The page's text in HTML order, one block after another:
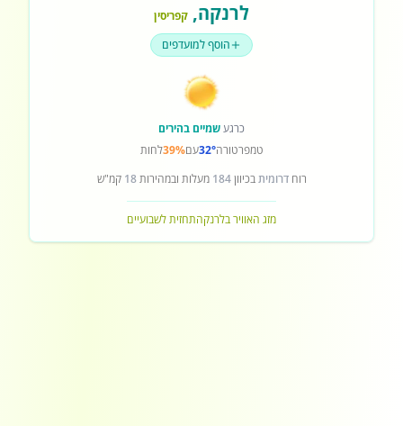
לרנקה, קפריסין
הוסף למועדפים
כרגעשמיים בהירים
טמפרטורה32°עם39%לחות
רוחדרומיתבכיוון184 מעלות ובמהירות18 קמ"ש
מזג האוויר בלרנקהתחזית לשבועיים